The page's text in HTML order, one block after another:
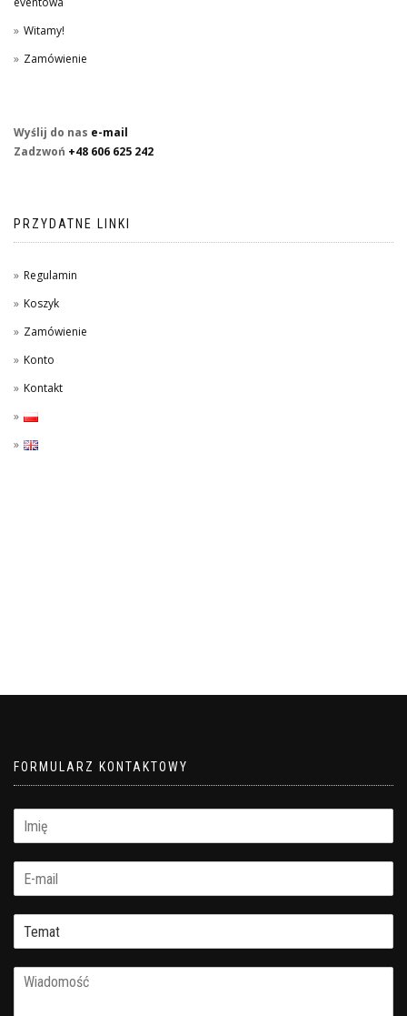
Witamy!
Zamówienie
Wyślij do nas e-mail
Zadzwoń +48 606 625 242
PRZYDATNE LINKI
Regulamin
Koszyk
Zamówienie
Konto
Kontakt
FORMULARZ KONTAKTOWY